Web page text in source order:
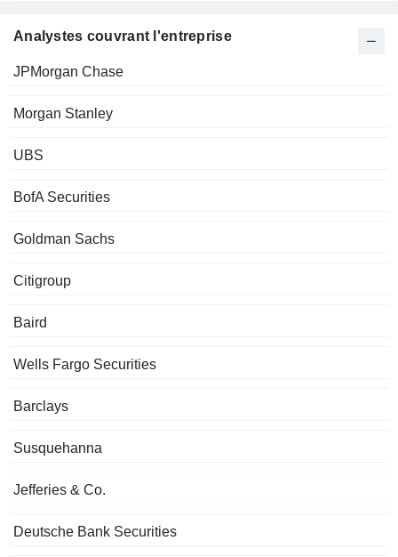
Analystes couvrant l'entreprise
JPMorgan Chase
Morgan Stanley
UBS
BofA Securities
Goldman Sachs
Citigroup
Baird
Wells Fargo Securities
Barclays
Susquehanna
Jefferies & Co.
Deutsche Bank Securities